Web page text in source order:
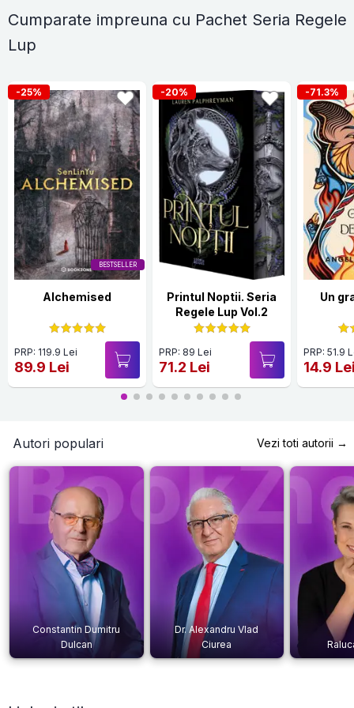
Cumparate impreuna cu Pachet Seria Regele
Lup
BESTSELLER
-25%
Alchemised
PRP: 119.9 Lei
89.9 Lei
-20%
Printul Noptii. Seria
Regele Lup Vol.2
PRP: 89 Lei
71.2 Lei
-71.3%
Un
PRP: 51.9
14.9
Autori populari Vezi toti autorii →
Constantin Dumitru
Dulcan
Dr. Alexandru Vlad
Ciurea